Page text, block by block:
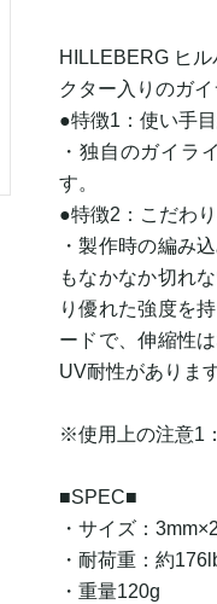
HILLEBERG ヒ
クター入りのガイ
●特徴1：使い手
・独自のガイラ
す。
●特徴2：こだわ
・製作時の編み
もなかなか切れ
り優れた強度を
ードで、伸縮性
UV耐性があります
※使用上の注意1
■SPEC■
・サイズ：
・耐荷重：約
・重量120g